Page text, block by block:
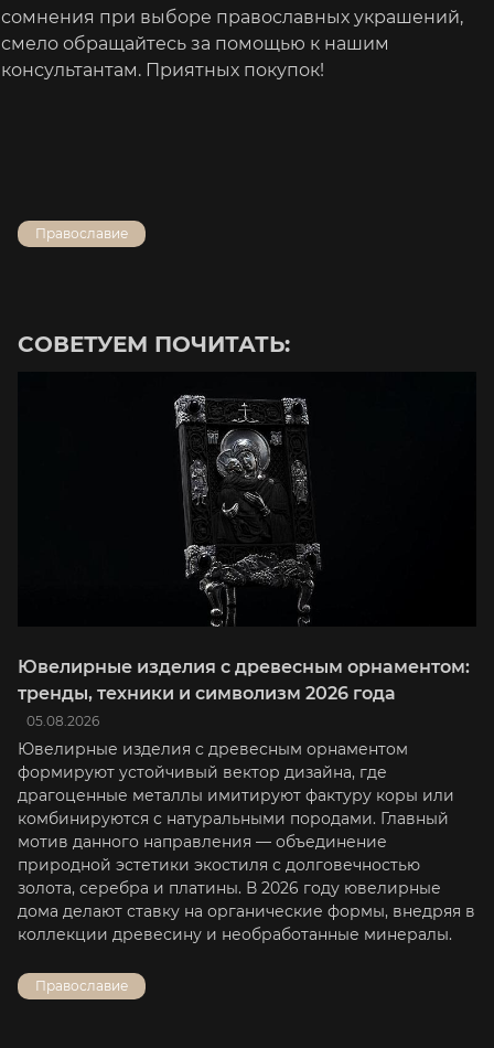
сомнения при выборе православных украшений,
смело обращайтесь за помощью к нашим
консультантам. Приятных покупок!
Православие
СОВЕТУЕМ ПОЧИТАТЬ:
Ювелирные изделия с древесным орнаментом:
тренды, техники и символизм 2026 года
05.08.2026
Ювелирные изделия с древесным орнаментом
формируют устойчивый вектор дизайна, где
драгоценные металлы имитируют фактуру коры или
комбинируются с натуральными породами. Главный
мотив данного направления — объединение
природной эстетики экостиля с долговечностью
золота, серебра и платины. В 2026 году ювелирные
дома делают ставку на органические формы, внедряя в
коллекции древесину и необработанные минералы.
Православие